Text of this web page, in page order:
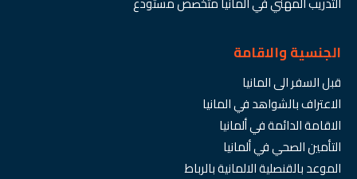
الجنسية والاقامة
قبل السفر الى المانيا
الاعتراف بالشواهد في المانيا
الاقامة الدائمة في ألمانيا
التأمين الصحي في ألمانيا
الموعد بالقنصلية الالمانية بالرباط